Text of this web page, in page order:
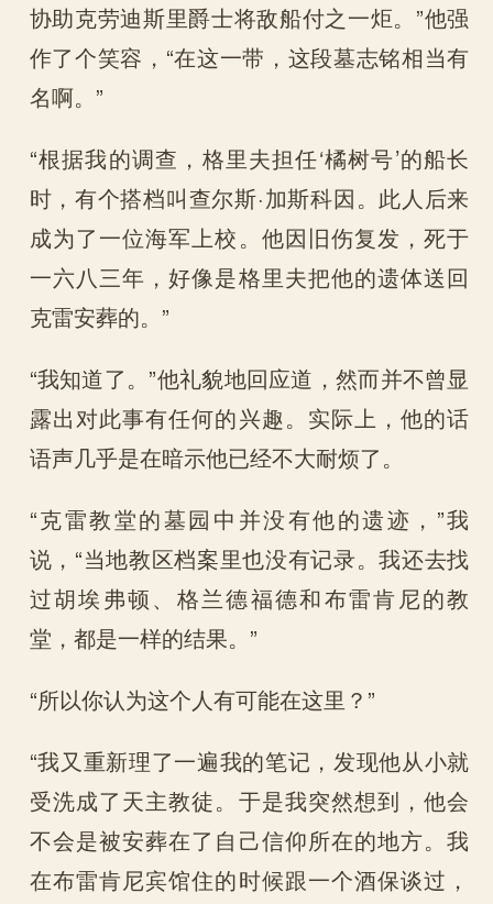
协助克劳迪斯里爵士将敌船付之一炬。”他强
作了个笑容，“在这一带，这段墓志铭相当有
名啊。”
“根据我的调查，格里夫担任‘橘树号’的船长
时，有个搭档叫查尔斯·加斯科因。此人后来
成为了一位海军上校。他因旧伤复发，死于
一六八三年，好像是格里夫把他的遗体送回
克雷安葬的。”
“我知道了。”他礼貌地回应道，然而并不曾显
露出对此事有任何的兴趣。实际上，他的话
语声几乎是在暗示他已经不大耐烦了。
“克雷教堂的墓园中并没有他的遗迹，”我
说，“当地教区档案里也没有记录。我还去找
过胡埃弗顿、格兰德福德和布雷肯尼的教
堂，都是一样的结果。”
“所以你认为这个人有可能在这里？”
“我又重新理了一遍我的笔记，发现他从小就
受洗成了天主教徒。于是我突然想到，他会
不会是被安葬在了自己信仰所在的地方。我
在布雷肯尼宾馆住的时候跟一个酒保谈过，